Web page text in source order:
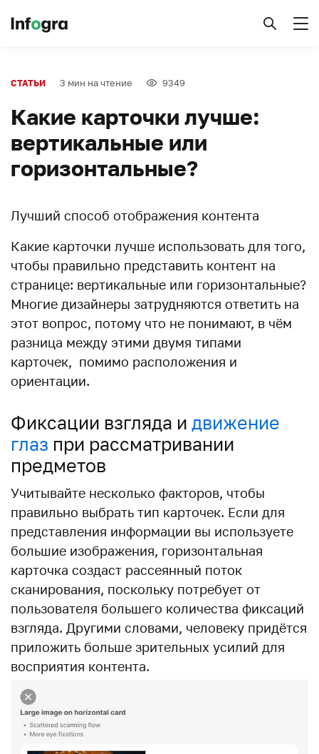
СТАТЬИ 3 мин на чтение 9349
Какие карточки лучше:
вертикальные или
горизонтальные?
Лучший способ отображения контента
Какие карточки лучше использовать для того,
чтобы правильно представить контент на
странице: вертикальные или горизонтальные?
Многие дизайнеры затрудняются ответить на
этот вопрос, потому что не понимают, в чём
разница между этими двумя типами
карточек, помимо расположения и
ориентации.
Фиксации взгляда и движение
глаз при рассматривании
предметов
Учитывайте несколько факторов, чтобы
правильно выбрать тип карточек. Если для
представления информации вы используете
большие изображения, горизонтальная
карточка создаст рассеянный поток
сканирования, поскольку потребует от
пользователя большего количества фиксаций
взгляда. Другими словами, человеку придётся
приложить больше зрительных усилий для
восприятия контента.